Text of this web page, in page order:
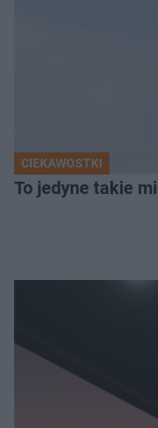
CIEKAWOSTKI
To jedyne takie